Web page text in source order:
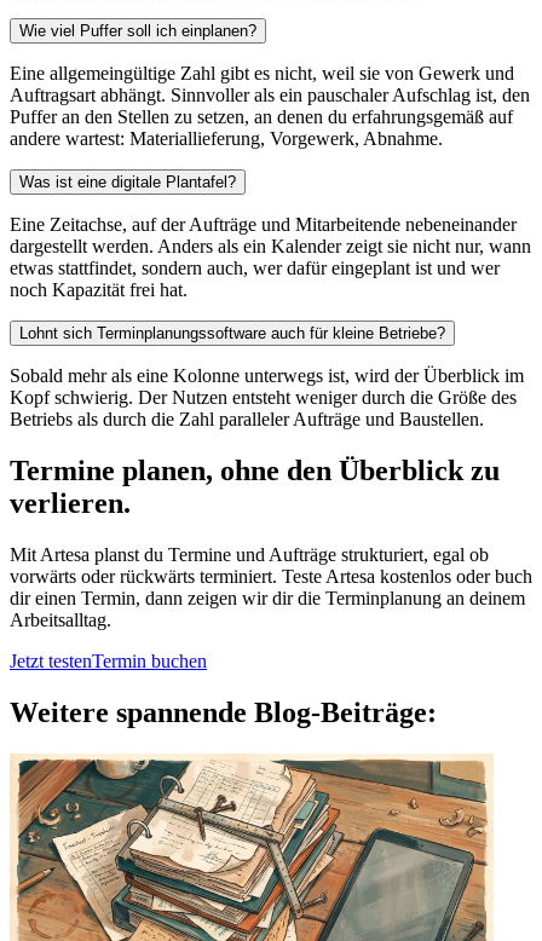
Wie viel Puffer soll ich einplanen?
Eine allgemeingültige Zahl gibt es nicht, weil sie von Gewerk und
Auftragsart abhängt. Sinnvoller als ein pauschaler Aufschlag ist, den
Puffer an den Stellen zu setzen, an denen du erfahrungsgemäß auf
andere wartest: Materiallieferung, Vorgewerk, Abnahme.
Was ist eine digitale Plantafel?
Eine Zeitachse, auf der Aufträge und Mitarbeitende nebeneinander
dargestellt werden. Anders als ein Kalender zeigt sie nicht nur, wann
etwas stattfindet, sondern auch, wer dafür eingeplant ist und wer
noch Kapazität frei hat.
Lohnt sich Terminplanungssoftware auch für kleine Betriebe?
Sobald mehr als eine Kolonne unterwegs ist, wird der Überblick im
Kopf schwierig. Der Nutzen entsteht weniger durch die Größe des
Betriebs als durch die Zahl paralleler Aufträge und Baustellen.
Termine planen, ohne den Überblick zu
verlieren.
Mit Artesa planst du Termine und Aufträge strukturiert, egal ob
vorwärts oder rückwärts terminiert. Teste Artesa kostenlos oder buch
dir einen Termin, dann zeigen wir dir die Terminplanung an deinem
Arbeitsalltag.
Jetzt testenTermin buchen
Weitere spannende Blog-Beiträge: